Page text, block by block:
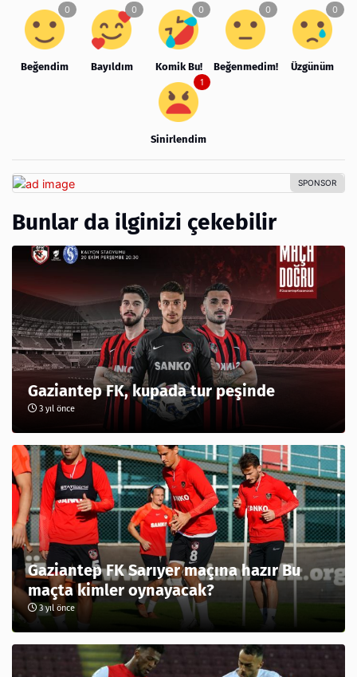
Beğendim Bayıldım Komik Bu! Beğenmedim! Üzgünüm
Sinirlendim
Bunlar da ilginizi çekebilir
Gaziantep FK, kupada tur peşinde
3 yıl önce
Gaziantep FK Sarıyer maçına hazır Bu
maçta kimler oynayacak?
3 yıl önce